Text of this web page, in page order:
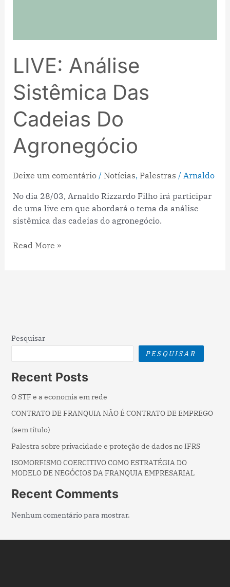
LIVE: Análise
Sistêmica Das
Cadeias Do
Agronegócio
Deixe um comentário / Notícias, Palestras / Arnaldo
No dia 28/03, Arnaldo Rizzardo Filho irá participar
de uma live em que abordará o tema da análise
sistêmica das cadeias do agronegócio.
Read More »
Pesquisar
PESQUISAR
Recent Posts
O STF e a economia em rede
CONTRATO DE FRANQUIA NÃO É CONTRATO DE EMPREGO
(sem título)
Palestra sobre privacidade e proteção de dados no IFRS
ISOMORFISMO COERCITIVO COMO ESTRATÉGIA DO
MODELO DE NEGÓCIOS DA FRANQUIA EMPRESARIAL
Recent Comments
Nenhum comentário para mostrar.